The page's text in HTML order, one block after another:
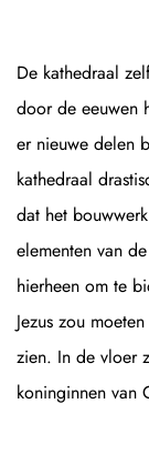
De kathedraal
door de eeuwen
er nieuwe delen
kathedraal
dat het
elementen van
hierheen om te
Jezus zou
zien. In de vloer
koninginnen van